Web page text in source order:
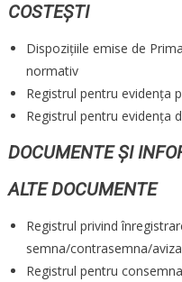
COSTEȘTI
Dispozițiile emise de
normativ
Registrul pentru evidența
Registrul pentru evidența
DOCUMENTE ȘI
ALTE DOCUMENTE
Registrul privind
semna/contrasemna/
Registrul pentru